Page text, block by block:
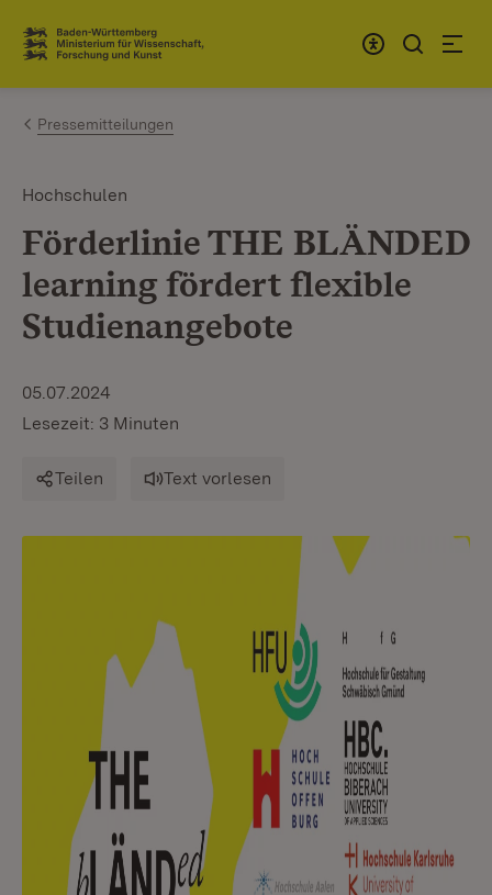
Zum Inhalt springen
Link zur Startseite
Pressemitteilungen
Hochschulen
Förderlinie THE BLÄNDED
learning fördert flexible
Studienangebote
05.07.2024
Lesezeit: 3 Minuten
Teilen Text vorlesen